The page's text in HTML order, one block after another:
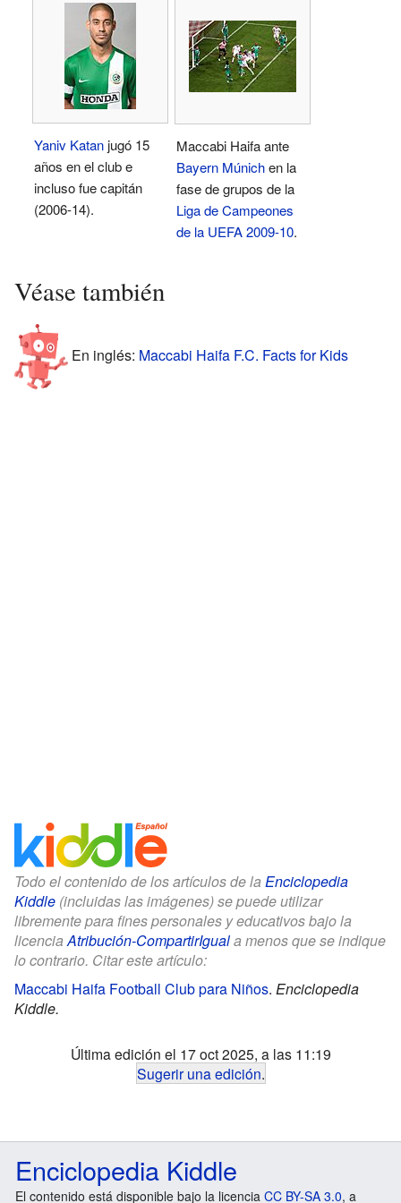
Yaniv Katanjugó 15
años en el club e
incluso fue capitán
(2006-14).
Maccabi Haifa ante
Bayern Múnichen la
fase de grupos de la
Liga de Campeones
de la UEFA 2009-10.
Véase también
En inglés: Maccabi Haifa F.C. Facts for Kids
Todo el contenido de los artículos de la Enciclopedia
Kiddle (incluidas las imágenes) se puede utilizar
libremente para fines personales y educativos bajo la
licenciaAtribución-CompartirIguala menos que se indique
lo contrario. Citar este artículo:
Maccabi Haifa Football Club para Niños. Enciclopedia
Kiddle.
Última edición el 17 oct 2025, a las 11:19
Sugerir una edición.
Enciclopedia Kiddle
El contenido está disponible bajo la licencia CC BY-SA 3.0, a